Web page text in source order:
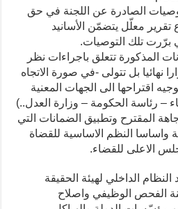
الصادرة عن اللجنة في حق
تقرير معلّل يتضمّن الأسانيد
برّرت تلك التوصيات.
المذكورة تتعلق باجراءات نظر
نهائيا بل تتولى -في صورة الاتجاه
اقتراحها الى الجهات المعنية
– رئاسة الحكومة – وزارة العدل..)
المقترح وتطبيق الضمانات التي
واساسا النظم الاساسية للقضاة
الاعلى للقضاء.
الداخلي لهيئة الحقيقة
الفحص الوظيفي واصلاح